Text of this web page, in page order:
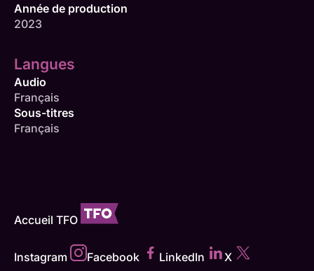
Année de production
2023
Langues
Audio
Français
Sous-titres
Français
Accueil TFO
Instagram Facebook LinkedIn X